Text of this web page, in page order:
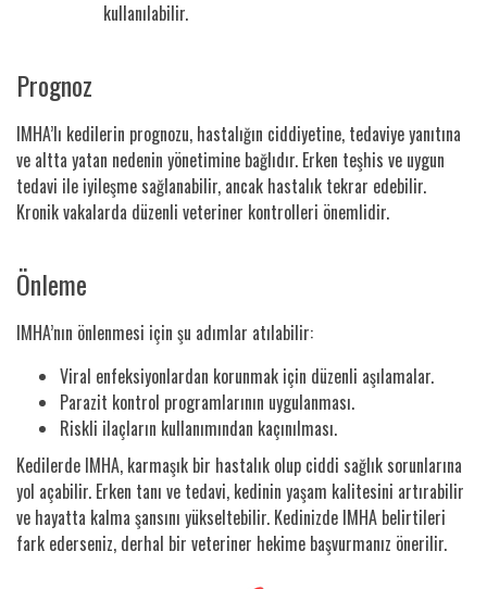
kullanılabilir.
Prognoz
IMHA’lı kedilerin prognozu, hastalığın ciddiyetine, tedaviye yanıtına
ve altta yatan nedenin yönetimine bağlıdır. Erken teşhis ve uygun
tedavi ile iyileşme sağlanabilir, ancak hastalık tekrar edebilir.
Kronik vakalarda düzenli veteriner kontrolleri önemlidir.
Önleme
IMHA’nın önlenmesi için şu adımlar atılabilir:
Viral enfeksiyonlardan korunmak için düzenli aşılamalar.
Parazit kontrol programlarının uygulanması.
Riskli ilaçların kullanımından kaçınılması.
Kedilerde IMHA, karmaşık bir hastalık olup ciddi sağlık sorunlarına
yol açabilir. Erken tanı ve tedavi, kedinin yaşam kalitesini artırabilir
ve hayatta kalma şansını yükseltebilir. Kedinizde IMHA belirtileri
fark ederseniz, derhal bir veteriner hekime başvurmanız önerilir.